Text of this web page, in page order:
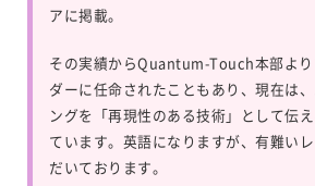
アに掲載。
その実績からQuantum-Touch本部よ
ダーに任命されたこともあり、現在は
ングを「再現性のある技術」として伝
ています。英語になりますが、有難い
だいております。